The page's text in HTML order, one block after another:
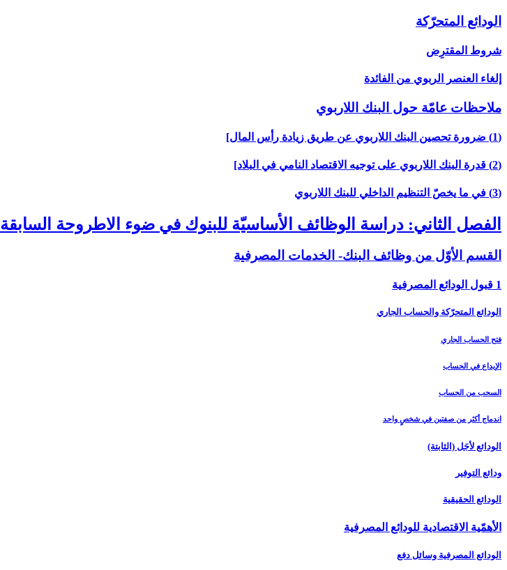
الودائع المتحرّكة
شروط المقترِض
إلغاء العنصر الربوي من الفائدة
ملاحظات عامّة حول البنك اللاربوي‏
(1) ضرورة تحصين البنك اللاربوي عن طريق زيادة رأس المال‏]
(2) قدرة البنك اللاربوي على توجيه الاقتصاد النامي في البلاد]
(3) في ما يخصّ التنظيم الداخلي للبنك اللاربوي‏
الفصل الثاني: دراسة الوظائف الأساسيّة للبنوك في ضوء الاطروحة السابقة
القسم الأوّل من وظائف البنك- الخدمات المصرفية
1 قبول الودائع المصرفية
الودائع المتحرّكة والحساب الجاري
فتح الحساب الجاري
الإيداع في الحساب
السحب من الحساب
اندماج أكثر من صفتين في شخصٍ واحد
الودائع لأجَل (الثابتة)
ودائع التوفير
الودائع الحقيقية
الأهمّية الاقتصادية للودائع المصرفية
الودائع المصرفية وسائل دفع